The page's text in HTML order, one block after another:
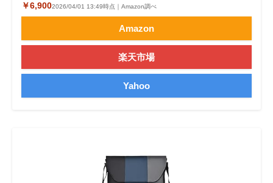
￥6,9002026/04/01 13:49時点｜Amazon調べ
Amazon
楽天市場
Yahoo